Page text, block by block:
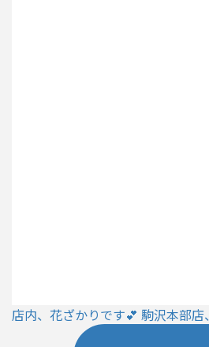
店内、花ざかりです💕 駒沢本部店、